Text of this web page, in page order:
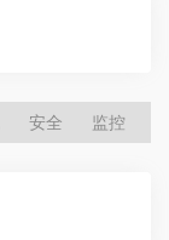
安全 监控